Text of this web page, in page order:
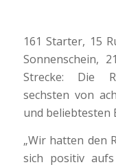
161 Starter, 15
Sonnenschein,
Strecke: Die
sechsten von
und beliebtesten
„Wir hatten den
sich positiv